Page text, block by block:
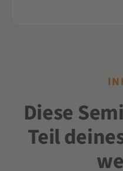
Diese
Teil